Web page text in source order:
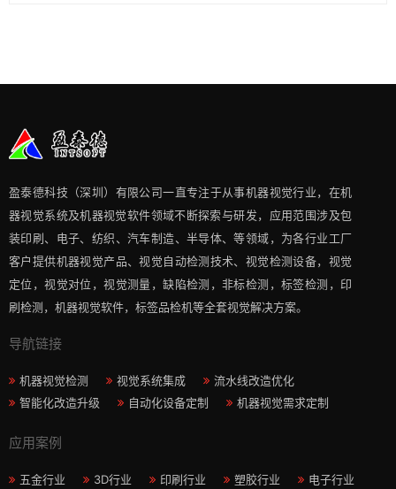
盈泰德科技（深圳）有限公司一直专注于从事机器视觉行业，在机
器视觉系统及机器视觉软件领域不断探索与研发​，应用范围涉及包
装印刷、电子、纺织、汽车制造、半导体、等领域，为各行业工厂
客户提供机器视觉产品、视觉自动检测技术、视觉检测设备，视觉
定位，视觉对位，视觉测量，缺陷检测，非标检测，标签检测，印
刷检测，机器视觉软件，标签品检机等​全套视觉解决方案​。
导航链接
机器视觉检测 视觉系统集成
流水线改造优化
智能化改造升级
自动化设备定制 机器视觉需求定制
应用案例
五金行业 3D行业 印刷行业 塑胶行业
电子行业